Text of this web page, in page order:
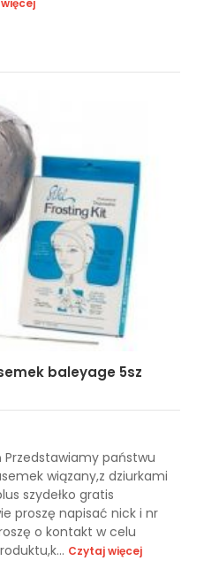
baleyage 5sz
Przedstawiamy państwu
wiązany,z dziurkami
szydełko gratis
proszę napisać nick i nr
o kontakt w celu
Czytaj więcej